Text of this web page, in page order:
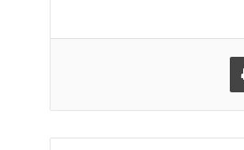
طباعة